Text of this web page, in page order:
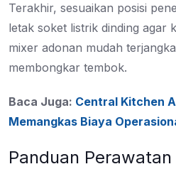
Terakhir, sesuaikan posisi
letak soket listrik dinding agar
mixer adonan mudah
membongkar tembok.
Baca Juga: Central Kitchen
Memangkas Biaya
Panduan